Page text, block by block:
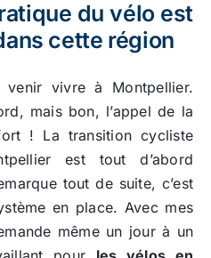
du vélo est
cette région
vivre à Montpellier.
mais bon, l’appel de la
! La transition cycliste
est tout d’abord
tout de suite, c’est
en place. Avec mes
même un jour à un